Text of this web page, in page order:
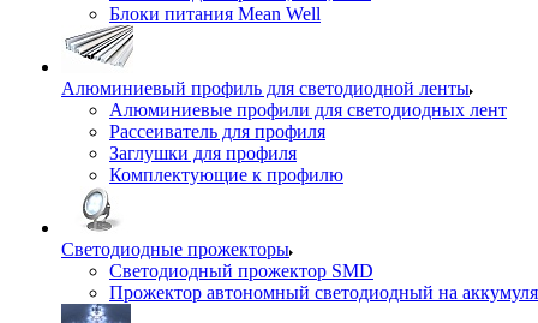
Блоки питания Mean Well
Алюминиевый профиль для светодиодной ленты
Алюминиевые профили для светодиодных лент
Рассеиватель для профиля
Заглушки для профиля
Комплектующие к профилю
Светодиодные прожекторы
Светодиодный прожектор SMD
Прожектор автономный светодиодный на